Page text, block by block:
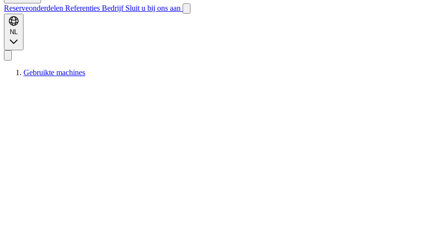
Reserveonderdelen Referenties Bedrijf Sluit u bij ons aan
NL
Gebruikte machines